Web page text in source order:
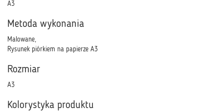
A3
Metoda wykonania
Malowane,
Rysunek piórkiem na papierze A3
Rozmiar
A3
Kolorystyka produktu